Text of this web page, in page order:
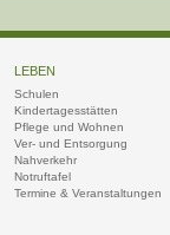
LEBEN
Schulen
Kindertagesstätten
Pflege und Wohnen
Ver- und Entsorgung
Nahverkehr
Notruftafel
Termine & Veranstaltungen